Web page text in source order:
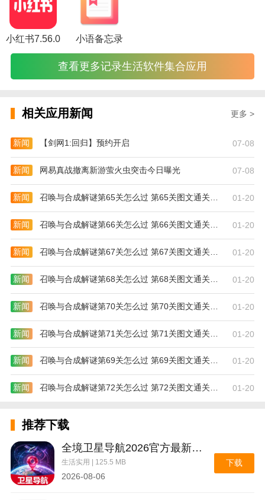
5、打开推广赚钱页面，查看其中推广的选择列表
并选择推广师傅栏分享该软件给师傅
更新日志
更新内容：
· 技能认证审核，通过方可接单
· 师傅三级分销，推广师傅和用户都分钱
· 开放司机注册入口，构建供应链业务生态
· 修复一些已知bug
· 修复一些已知bug
小红书7.56.0 小语备忘录
查看更多记录生活软件集合应用
相关应用新闻 更多 >
新闻 【剑网1:回归】预约开启 07-08
新闻 网易真战撤离新游萤火虫突击今日曝光 07-08
新闻 召唤与合成解谜第65关怎么过 第65关图文通关攻略 01-20
新闻 召唤与合成解谜第66关怎么过 第66关图文通关攻略 01-20
新闻 召唤与合成解谜第67关怎么过 第67关图文通关攻略 01-20
新闻 召唤与合成解谜第68关怎么过 第68关图文通关攻略 01-20
新闻 召唤与合成解谜第70关怎么过 第70关图文通关攻略 01-20
新闻 召唤与合成解谜第71关怎么过 第71关图文通关攻略 01-20
新闻 召唤与合成解谜第69关怎么过 第69关图文通关攻略 01-20
新闻 召唤与合成解谜第72关怎么过 第72关图文通关攻略 01-20
推荐下载
全境卫星导航2026官方最新版本
生活实用 | 125.5 MB
2026-08-06
下载